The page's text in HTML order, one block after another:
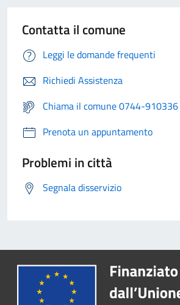
Contatta il comune
Leggi le domande frequenti
Richiedi Assistenza
Chiama il comune 0744-910336
Prenota un appuntamento
Problemi in città
Segnala disservizio